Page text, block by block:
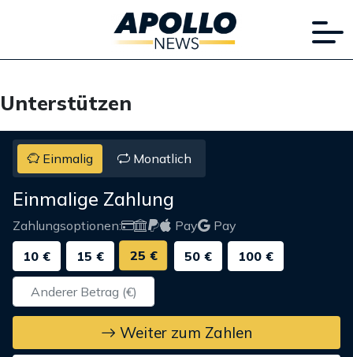
Unterstützen
Einmalig Monatlich
Einmalige Zahlung
Zahlungsoptionen: Pay
Pay
10 €
15 € 25 € 50 € 100 €
Weiter zum Zahlen